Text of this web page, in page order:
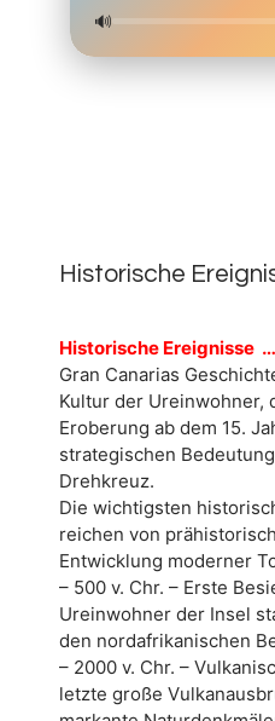
🔊
Historische
Historische Ereignisse …
Gran Canarias
Kultur der Ureinwohner,
Eroberung ab dem 15.
strategischen
Drehkreuz.
Die wichtigsten
reichen von
Entwicklung moderner
– 500 v. Chr. – Erste
Ureinwohner der Insel
den nordafrikanischen
– 2000 v. Chr. –
letzte große